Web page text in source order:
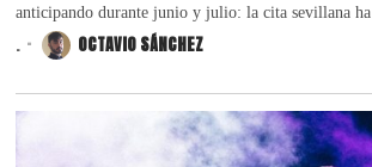
anticipando durante junio y julio: la cita sevillana ha
. OCTAVIO SÁNCHEZ